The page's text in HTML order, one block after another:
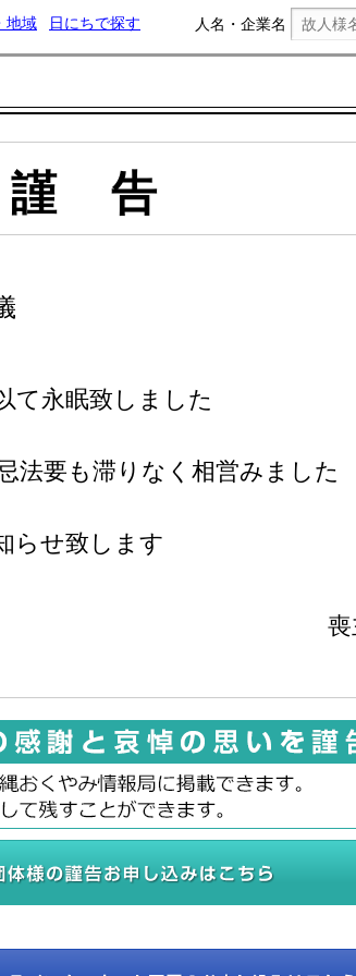
地域 日にちで探す 人名・企業名
謹告
て永眠致しました
法要も滞りなく相営みました
らせ致します